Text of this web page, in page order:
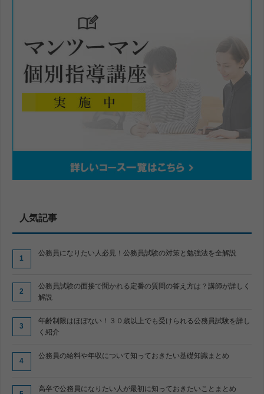
人気記事
公務員になりたい人必見！公務員試験の対策と勉強法を全解説
公務員試験の面接で聞かれる定番の質問の答え方は？講師が詳しく
解説
年齢制限はほぼない！３０歳以上でも受けられる公務員試験を詳し
く紹介
公務員の給料や年収について知っておきたい基礎知識まとめ
高卒で公務員になりたい人が最初に知っておきたいことまとめ